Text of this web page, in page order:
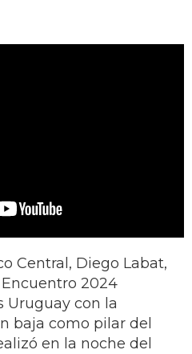
Central, Diego Labat,
2024
Uruguay con la
baja como pilar del
en la noche del